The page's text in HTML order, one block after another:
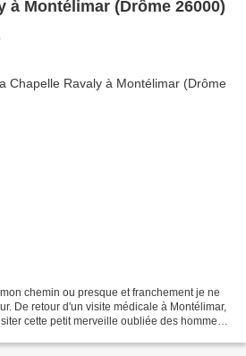
à Montélimar (Drôme 26000)
chemin ou presque et franchement je ne
De retour d'un visite médicale à Montélimar,
cette petit merveille oubliée des hommes